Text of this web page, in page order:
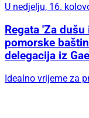
U nedjelju, 16.
Regata 'Za
pomorske
delegacija iz
Idealno vrijeme za